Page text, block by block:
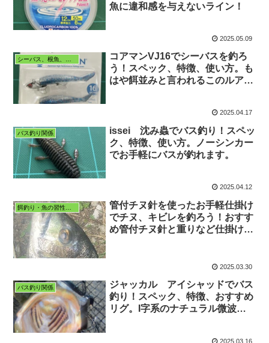
魚に違和感を与えないライン！
2025.05.09
コアマンVJ16でシーバスを釣ろ
う！スペック、特徴、使い方。も
はや餌並みと言われるこのルアー
2025.04.17
バス釣り関係
issei 沈み蟲でバス釣り！スペッ
ク、特徴、使い方。ノーシンカー
でお手軽にバスが釣れます。
2025.04.12
餌釣り・魚の習性など
管付チヌ針を使ったお手軽仕掛け
でチヌ、キビレを釣ろう！おすす
め管付チヌ針と重りなど仕掛けの
2025.03.30
バス釣り関係
ジャッカル アイシャッドでバス
釣り！スペック、特徴、おすすめ
リグ。I字系のナチュラル微波動
2025.03.16